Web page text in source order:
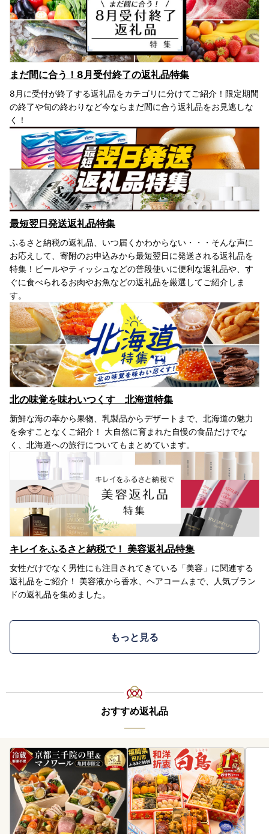
まだ間に合う！8月受付終了の返礼品特集
8月に受付が終了する返礼品をカテゴリに分けてご紹介！限定期間
の終了や旬の終わりなど今ならまだ間に合う返礼品をお見逃しな
く！
最短翌日発送返礼品特集
ふるさと納税の返礼品、いつ届くかわからない・・・そんな声に
お応えして、寄附のお申込みから最短翌日に発送される返礼品を
特集！ビールやティッシュなどの普段使いに便利な返礼品や、す
ぐに食べられるお肉やお魚などの返礼品を厳選してご紹介しま
す。
北の味覚を味わいつくす 北海道特集
新鮮な海の幸から果物、乳製品からデザートまで、北海道の魅力
を余すことなくご紹介！ 大自然に育まれた自慢の食品だけでな
く、北海道への旅行についてもまとめています。
キレイをふるさと納税で！ 美容返礼品特集
女性だけでなく男性にも注目されてきている「美容」に関連する
返礼品をご紹介！ 美容液から香水、ヘアコームまで、人気ブラン
ドの返礼品を集めました。
もっと見る
おすすめ返礼品